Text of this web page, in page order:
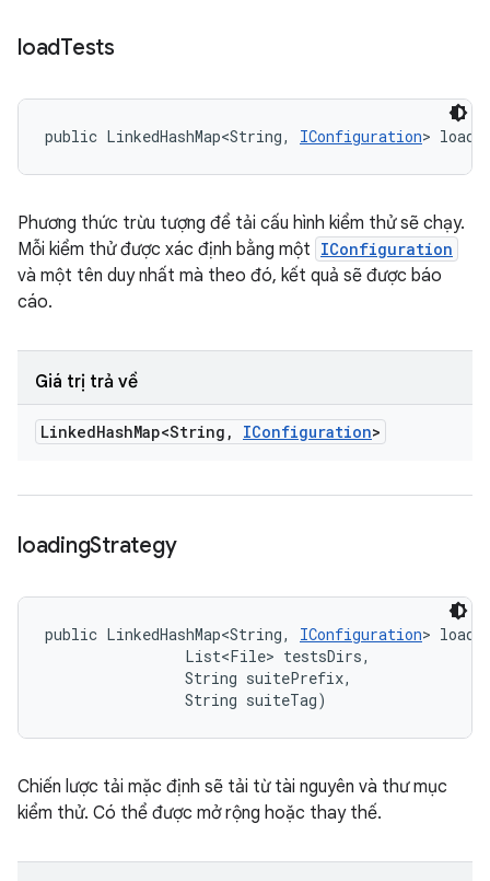
loadTests
public LinkedHashMap<String, IConfiguration>
Phương thức trừu tượng để tải cấu hình kiểm thử sẽ chạy.
Mỗi kiểm thử được xác định bằng một IConfiguration
và một tên duy nhất mà theo đó, kết quả sẽ được báo
cáo.
Giá trị trả về
LinkedHashMap<String , IConfiguration>
loadingStrategy
public LinkedHashMap<String, IConfiguration>
                List<File> testsDirs,
                String suitePrefix,
                String suiteTag)
Chiến lược tải mặc định sẽ tải từ tài nguyên và thư mục
kiểm thử. Có thể được mở rộng hoặc thay thế.